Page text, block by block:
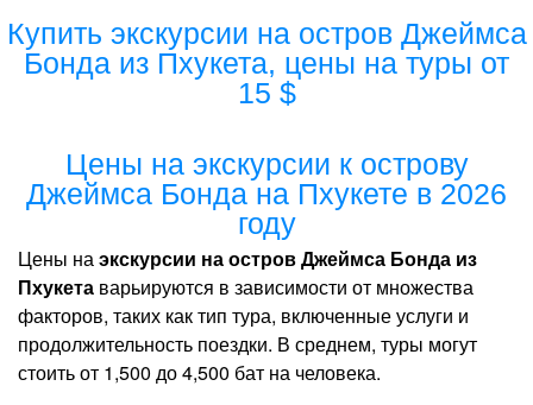
Купить экскурсии на остров Джеймса
Бонда из Пхукета, цены на туры от
15 $
Цены на экскурсии к острову
Джеймса Бонда на Пхукете в 2026
году
Цены наэкскурсии на остров Джеймса Бонда из
Пхукета варьируются в зависимости от множества
факторов, таких как тип тура, включенные услуги и
продолжительность поездки. В среднем, туры могут
стоить от 1,500 до 4,500 бат на человека.